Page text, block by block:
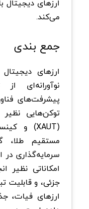
ارزهای دیجیتال
می‌کند.
جمع بندی
ارزهای
نوآورانه‌ای
پیشرفت‌های
مستقیم طلا،
سرمایه‌گذاری در
امکاناتی نظیر
جزئی، و قابلیت
ارزهای فیات،